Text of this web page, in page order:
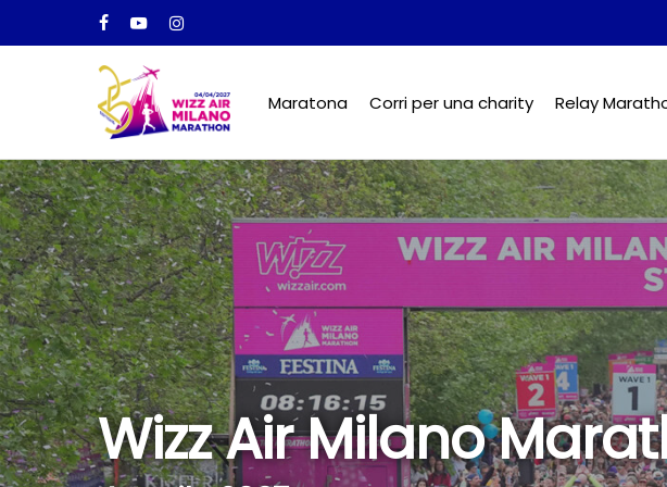
to
facebookyoutubeinstagram
Maratona Corri per una charity Relay
Wizz Air Milano